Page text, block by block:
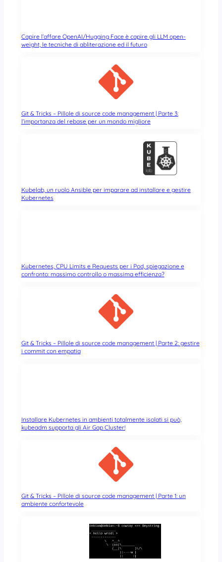
Capire l’affare OpenAI/Hugging Face è capire gli LLM open-
weight, le tecniche di abliterazione ed il futuro
Git & Tricks – Pillole di source code management | Parte 3:
l’importanza del rebase per un mondo migliore
Kubelab, un ruolo Ansible per imparare ad installare e gestire
Kubernetes
Kubernetes, CPU Limits e Requests per i Pod, spiegazione e
confronto: massimo controllo o massima efficienza?
Git & Tricks – Pillole di source code management | Parte 2: gestire
i commit con empatia
Installare Kubernetes in ambienti totalmente isolati si può,
kubeadm supporta gli Air Gap Cluster!
Git & Tricks – Pillole di source code management | Parte 1: un
ambiente confortevole